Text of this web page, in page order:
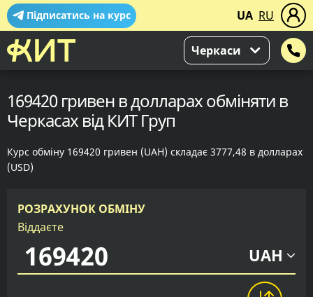
Підписатись на курс UA RU
Черкаси
169420 гривен в долларах обміняти в
Черкасах від КИТ Груп
Курс обміну 169420 гривен (UAH) складає 3777,48 в долларах
(USD)
РОЗРАХУНОК ОБМІНУ
Віддаєте
UAH